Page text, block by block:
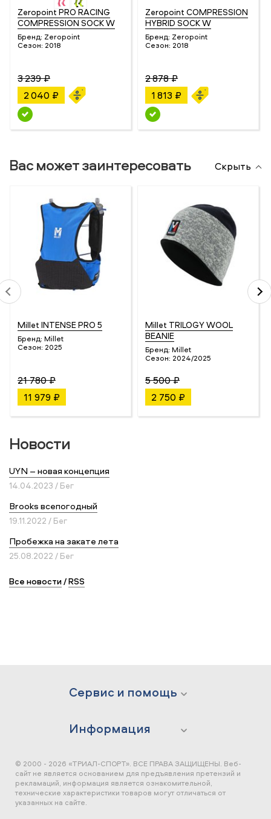
Zeropoint PRO RACING
COMPRESSION SOCK W
Бренд: Zeropoint
Сезон: 2018
3 239 ₽
2 040 ₽
Zeropoint COMPRESSION
HYBRID SOCK W
Бренд: Zeropoint
Сезон: 2018
2 878 ₽
1 813 ₽
Вас может заинтересовать Скрыть
Millet INTENSE PRO 5
Бренд: Millet
Сезон: 2025
21 780 ₽
11 979 ₽
Millet TRILOGY WOOL
BEANIE
Бренд: Millet
Сезон: 2024/2025
5 500 ₽
2 750 ₽
Новости
UYN – новая концепция
14.04.2023 / Бег
Brooks всепогодный
19.11.2022 / Бег
Пробежка на закате лета
25.08.2022 / Бег
Все новости/RSS
Сервис и помощь
Информация
© 2000 - 2026 «ТРИАЛ-СПОРТ». ВСЕ ПРАВА ЗАЩИЩЕНЫ. Веб-
сайт не является основанием для предъявления претензий и
рекламаций, информация является ознакомительной,
технические характеристики товаров могут отличаться от
указанных на сайте.